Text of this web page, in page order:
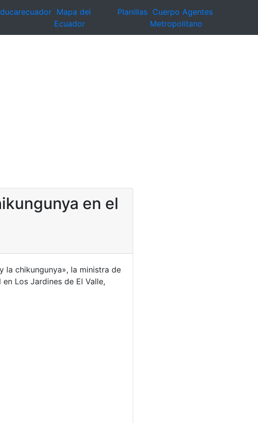
Mapa del
Ecuador
Planillas Cuerpo Agentes
Metropolitano
en el
la chikungunya», la ministra de
Los Jardines de El Valle,